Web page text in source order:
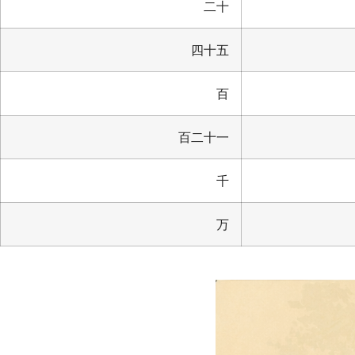
二十
四十五
百
百二十一
千
万